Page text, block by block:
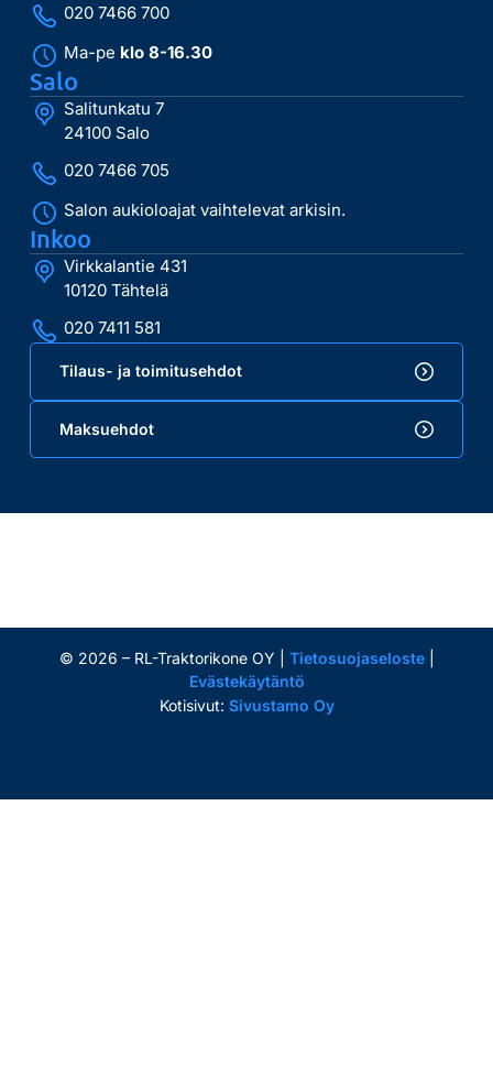
020 7466 700
Ma-pe klo 8-16.30
Salo
Salitunkatu 7
24100 Salo
020 7466 705
Salon aukioloajat vaihtelevat arkisin.
Inkoo
Virkkalantie 431
10120 Tähtelä
020 7411 581
Tilaus- ja toimitusehdot
Maksuehdot
© 2026 – RL-Traktorikone OY | Tietosuojaseloste|
Evästekäytäntö
Kotisivut: Sivustamo Oy